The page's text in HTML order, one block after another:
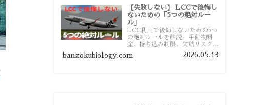
【失敗しない】 LCCで後悔し
ないための「5つの絶対ルー
ル」
LCC利用で後悔しないための5つ
の絶対ルールを解説。手荷物料
金、持ち込み制限、欠航リスク、
時間厳守など、格安航空会社を利
用する前に知っておきたい注意点
banzokubiology.com 2026.05.13